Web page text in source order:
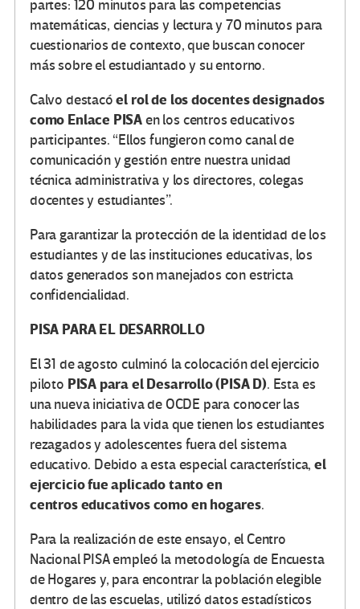
partes: 120 minutos para las competencias
matemáticas, ciencias y lectura y 70 minutos para
cuestionarios de contexto, que buscan conocer
más sobre el estudiantado y su entorno.
Calvo destacóel rol de los docentes designados
como Enlace PISAen los centros educativos
participantes. “Ellos fungieron como canal de
comunicación y gestión entre nuestra unidad
técnica administrativa y los directores, colegas
docentes y estudiantes”.
Para garantizar la protección de la identidad de los
estudiantes y de las instituciones educativas, los
datos generados son manejados con estricta
confidencialidad.
PISA PARA EL DESARROLLO
El 31 de agosto culminó la colocación del ejercicio
piloto PISA para el Desarrollo (PISA D). Esta es
una nueva iniciativa de OCDE para conocer las
habilidades para la vida que tienen los estudiantes
rezagados y adolescentes fuera del sistema
educativo. Debido a esta especial característica,el
ejercicio fue aplicado tanto en
centros educativos como en hogares.
Para la realización de este ensayo, el Centro
Nacional PISA empleó la metodología de Encuesta
de Hogares y, para encontrar la población elegible
dentro de las escuelas, utilizó datos estadísticos